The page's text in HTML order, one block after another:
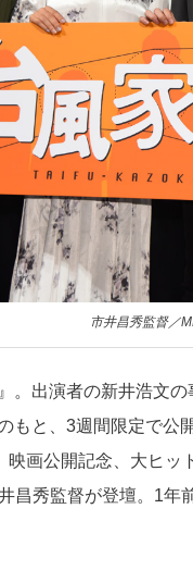
市井昌秀監督／
。出演者の新井浩文
もと、3週間限定で公
画公開記念、大ヒッ
昌秀監督が登壇。1